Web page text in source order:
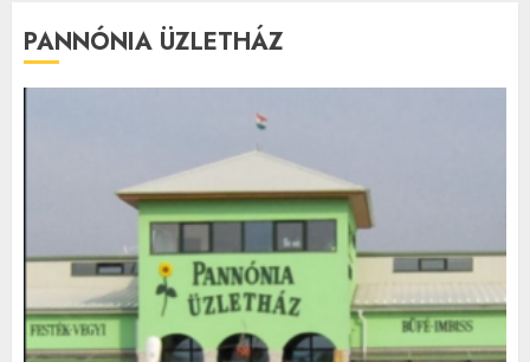
PANNÓNIA ÜZLETHÁZ